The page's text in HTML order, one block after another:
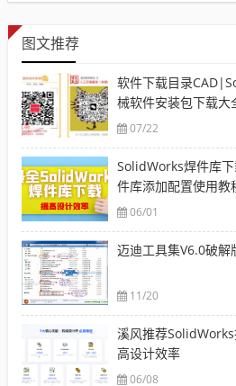
图文推荐
软件下载目录
械软件安装包下载大
07/22
SolidWorks焊件库
件库添加配置使用教
06/01
迈迪工具集V6.0破
11/20
溪风推荐
高设计效率
06/08